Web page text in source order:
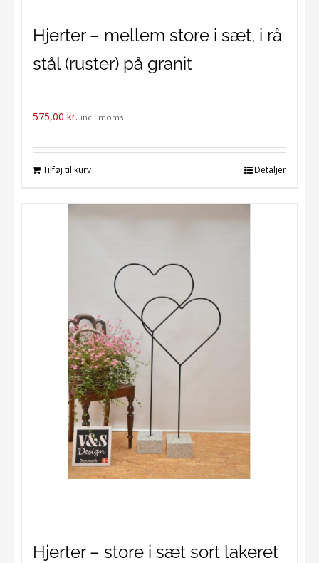
Hjerter – mellem store i sæt, i rå
stål (ruster) på granit
575,00 kr. incl. moms
Tilføj til kurv Detaljer
Hjerter – store i sæt sort lakeret